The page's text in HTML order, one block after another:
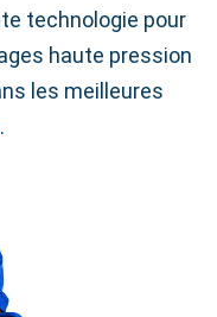
technologie pour
haute pression
les meilleures